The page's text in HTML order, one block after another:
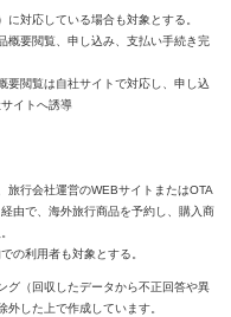
に対応している場合も対象とする。
概要閲覧、申し込み、支払い手続き完
要閲覧は自社サイトで対応し、申し込
イトへ誘導
旅行会社運営のWEBサイトまたはOTA
由で、海外旅行商品を予約し、購入商
の利用者も対象とする。
グ（回収したデータから不正回答や異
した上で作成しています。